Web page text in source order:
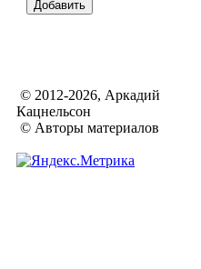
© 2012-2026, Аркадий
Кацнельсон
© Авторы материалов